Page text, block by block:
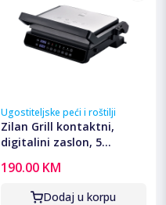
Ugostiteljske peći i roštilji
Zilan Grill kontaktni,
digitalini zaslon, 5
ZLN3942
190.00 KM
Dodaj u korpu